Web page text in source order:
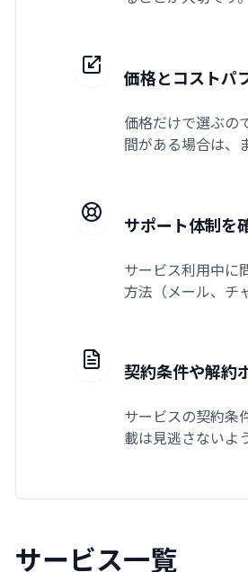
価格とコストパ
価格だけで選ぶの
間がある場合は、
サポート体制を
サービス利用中に
方法（メール、チ
契約条件や解約
サービスの契約条
載は見逃さないよ
サービス一覧